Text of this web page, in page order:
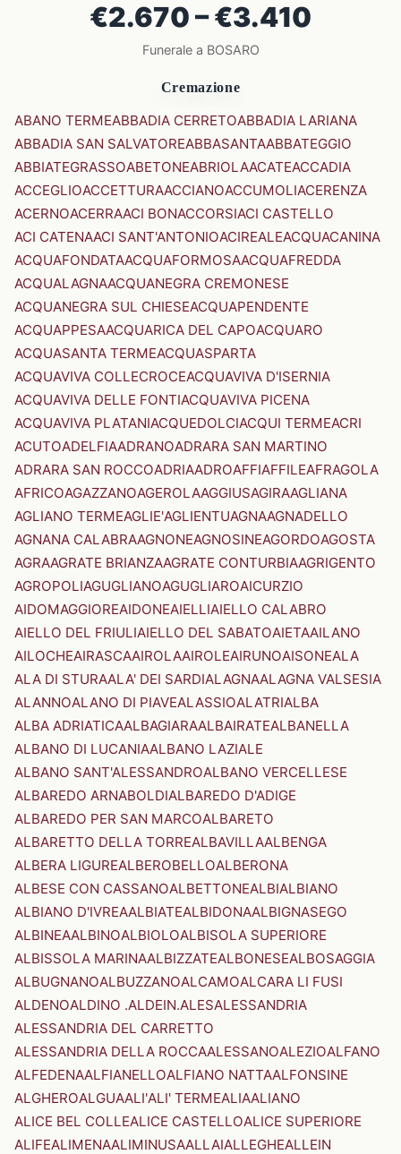
€2.670 – €3.410
Funerale a BOSARO
Cremazione
ABANO TERMEABBADIA CERRETOABBADIA LARIANA
ABBADIA SAN SALVATOREABBASANTAABBATEGGIO
ABBIATEGRASSOABETONEABRIOLAACATEACCADIA
ACCEGLIOACCETTURAACCIANOACCUMOLIACERENZA
ACERNOACERRAACI BONACCORSIACI CASTELLO
ACI CATENAACI SANT'ANTONIOACIREALEACQUACANINA
ACQUAFONDATAACQUAFORMOSAACQUAFREDDA
ACQUALAGNAACQUANEGRA CREMONESE
ACQUANEGRA SUL CHIESEACQUAPENDENTE
ACQUAPPESAACQUARICA DEL CAPOACQUARO
ACQUASANTA TERMEACQUASPARTA
ACQUAVIVA COLLECROCEACQUAVIVA D'ISERNIA
ACQUAVIVA DELLE FONTIACQUAVIVA PICENA
ACQUAVIVA PLATANIACQUEDOLCIACQUI TERMEACRI
ACUTOADELFIAADRANOADRARA SAN MARTINO
ADRARA SAN ROCCOADRIAADROAFFIAFFILEAFRAGOLA
AFRICOAGAZZANOAGEROLAAGGIUSAGIRAAGLIANA
AGLIANO TERMEAGLIE'AGLIENTUAGNAAGNADELLO
AGNANA CALABRAAGNONEAGNOSINEAGORDOAGOSTA
AGRAAGRATE BRIANZAAGRATE CONTURBIAAGRIGENTO
AGROPOLIAGUGLIANOAGUGLIAROAICURZIO
AIDOMAGGIOREAIDONEAIELLIAIELLO CALABRO
AIELLO DEL FRIULIAIELLO DEL SABATOAIETAAILANO
AILOCHEAIRASCAAIROLAAIROLEAIRUNOAISONEALA
ALA DI STURAALA' DEI SARDIALAGNAALAGNA VALSESIA
ALANNOALANO DI PIAVEALASSIOALATRIALBA
ALBA ADRIATICAALBAGIARAALBAIRATEALBANELLA
ALBANO DI LUCANIAALBANO LAZIALE
ALBANO SANT'ALESSANDROALBANO VERCELLESE
ALBAREDO ARNABOLDIALBAREDO D'ADIGE
ALBAREDO PER SAN MARCOALBARETO
ALBARETTO DELLA TORREALBAVILLAALBENGA
ALBERA LIGUREALBEROBELLOALBERONA
ALBESE CON CASSANOALBETTONEALBIALBIANO
ALBIANO D'IVREAALBIATEALBIDONAALBIGNASEGO
ALBINEAALBINOALBIOLOALBISOLA SUPERIORE
ALBISSOLA MARINAALBIZZATEALBONESEALBOSAGGIA
ALBUGNANOALBUZZANOALCAMOALCARA LI FUSI
ALDENOALDINO .ALDEIN.ALESALESSANDRIA
ALESSANDRIA DEL CARRETTO
ALESSANDRIA DELLA ROCCAALESSANOALEZIOALFANO
ALFEDENAALFIANELLOALFIANO NATTAALFONSINE
ALGHEROALGUAALI'ALI' TERMEALIAALIANO
ALICE BEL COLLEALICE CASTELLOALICE SUPERIORE
ALIFEALIMENAALIMINUSAALLAIALLEGHEALLEIN